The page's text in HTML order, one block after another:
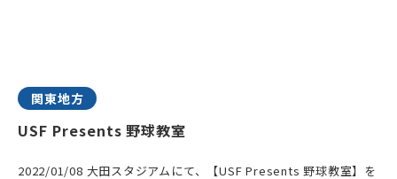
関東地方
USF Presents 野球教室
2022/01/08 大田スタジアムにて、【USF Presents 野球教室】を